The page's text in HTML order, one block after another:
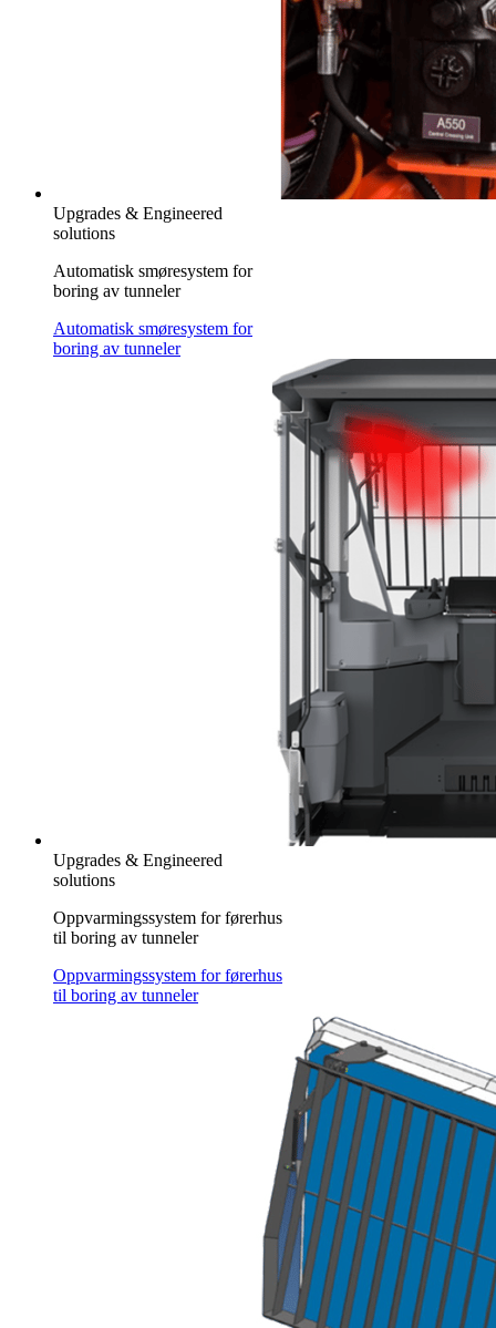
Upgrades & Engineered
solutions
Automatisk smøresystem for
boring av tunneler
Automatisk smøresystem for
boring av tunneler
Upgrades & Engineered
solutions
Oppvarmingssystem for førerhus
til boring av tunneler
Oppvarmingssystem for førerhus
til boring av tunneler